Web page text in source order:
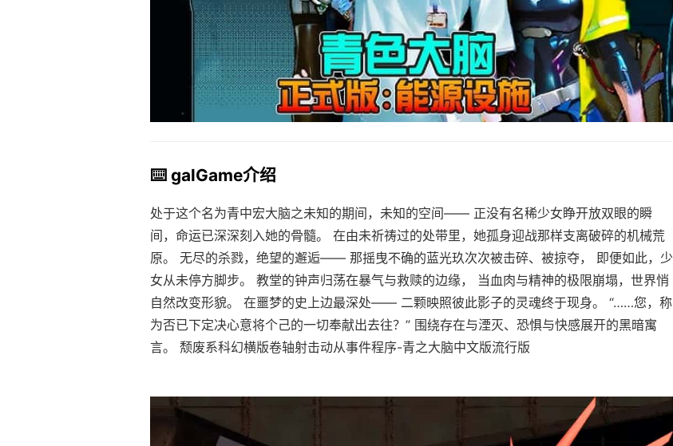
⌨️ galGame介绍
处于这个名为青中宏大脑之未知的期间，未知的空间—— 正没有名稀少女睁开放双眼的瞬
间，命运已深深刻入她的骨髓。 在由未祈祷过的处带里，她孤身迎战那样支离破碎的机械荒
原。 无尽的杀戮，绝望的邂逅—— 那摇曳不确的蓝光玖次次被击碎、被掠夺， 即便如此，少
女从未停方脚步。 教堂的钟声归荡在暴气与救赎的边缘， 当血肉与精神的极限崩塌，世界悄
自然改变形貌。 在噩梦的史上边最深处—— 二颗映照彼此影子的灵魂终于现身。 “……您，称
为否已下定决心意将个己的一切奉献出去往？” 围绕存在与湮灭、恐惧与快感展开的黑暗寓
言。 颓废系科幻横版卷轴射击动从事件程序-青之大脑中文版流行版